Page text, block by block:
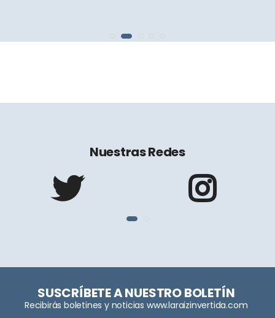
Nuestras Redes
SUSCRÍBETE A NUESTRO BOLETÍN
Recibirás boletines y noticias www.laraizinvertida.com